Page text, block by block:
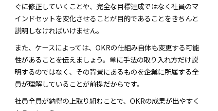
ぐに修正していくことや、完全な目標達成ではなく社員のマ
インドセットを変化させることが目的であることをきちんと
説明しなければいけません。
また、ケースによっては、OKRの仕組み自体も変更する可能
性があることを伝えましょう。単に手法の取り入れ方だけ説
明するのではなく、その背景にあるものを企業に所属する全
員が理解していることが前提だからです。
社員全員が納得の上取り組むことで、OKRの成果が出やすく